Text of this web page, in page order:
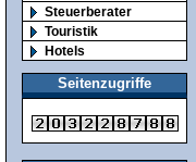
Steuerberater
Touristik
Hotels
Seitenzugriffe